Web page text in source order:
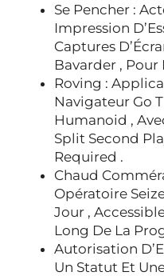
Se Pencher :
Impression
Captures
Bavarder , Pour
Roving :
Navigateur Go
Humanoid ,
Split Second
Required .
Chaud
Opératoire
Jour ,
Long De La
Autorisation
Un Statut Et